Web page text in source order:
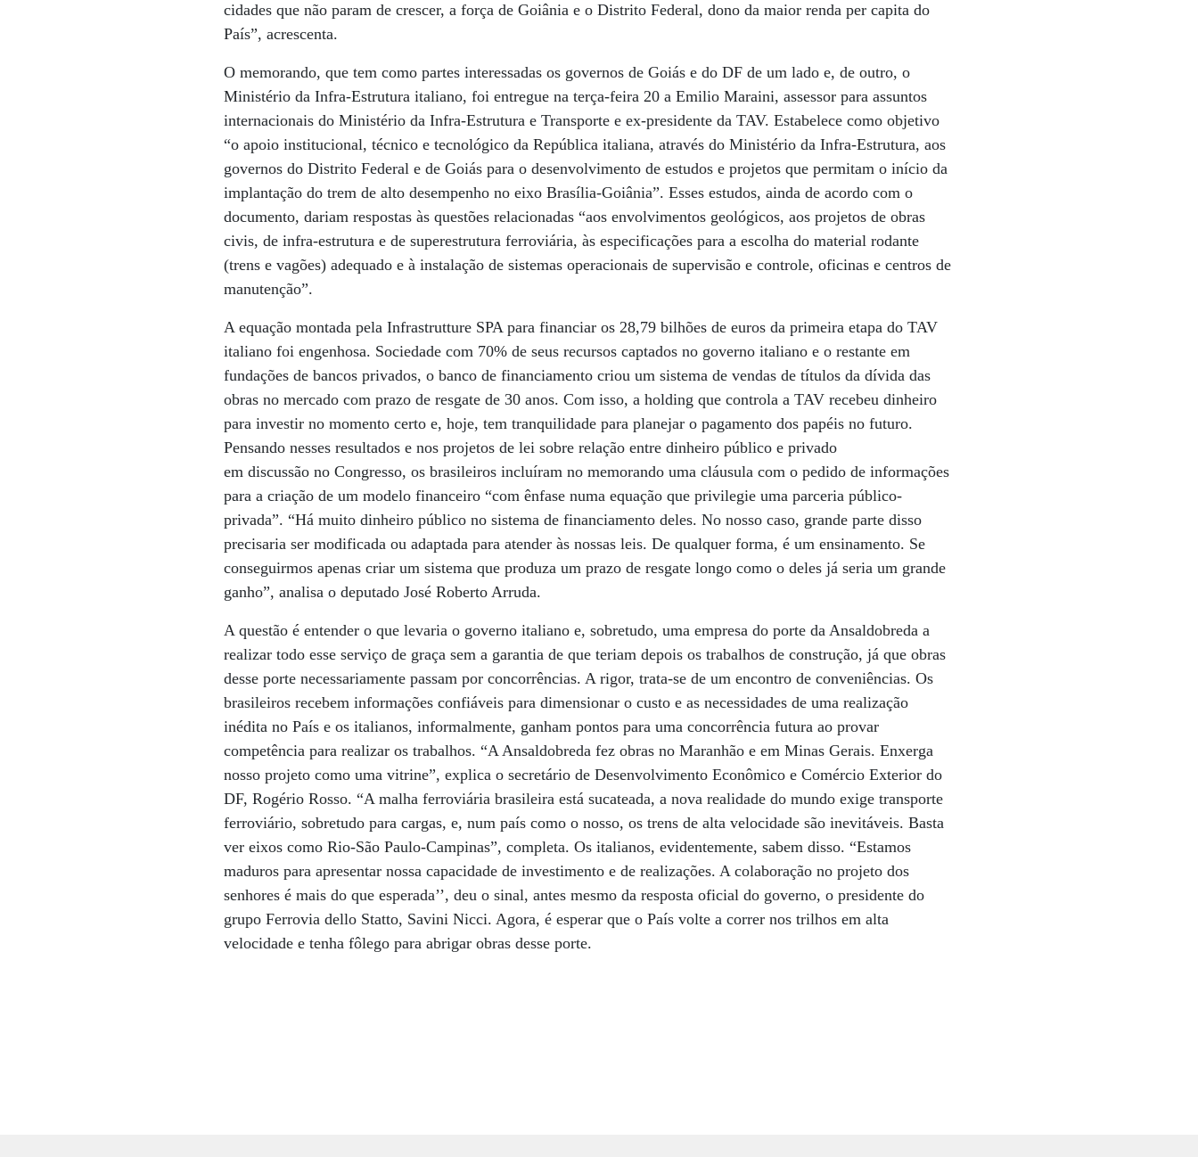
cidades que não param de crescer, a força de Goiânia e o Distrito Federal, dono da maior renda per capita do
País”, acrescenta.
O memorando, que tem como partes interessadas os governos de Goiás e do DF de um lado e, de outro, o
Ministério da Infra-Estrutura italiano, foi entregue na terça-feira 20 a Emilio Maraini, assessor para assuntos
internacionais do Ministério da Infra-Estrutura e Transporte e ex-presidente da TAV. Estabelece como objetivo
“o apoio institucional, técnico e tecnológico da República italiana, através do Ministério da Infra-Estrutura, aos
governos do Distrito Federal e de Goiás para o desenvolvimento de estudos e projetos que permitam o início da
implantação do trem de alto desempenho no eixo Brasília-Goiânia”. Esses estudos, ainda de acordo com o
documento, dariam respostas às questões relacionadas “aos envolvimentos geológicos, aos projetos de obras
civis, de infra-estrutura e de superestrutura ferroviária, às especificações para a escolha do material rodante
(trens e vagões) adequado e à instalação de sistemas operacionais de supervisão e controle, oficinas e centros de
manutenção”.
A equação montada pela Infrastrutture SPA para financiar os 28,79 bilhões de euros da primeira etapa do TAV
italiano foi engenhosa. Sociedade com 70% de seus recursos captados no governo italiano e o restante em
fundações de bancos privados, o banco de financiamento criou um sistema de vendas de títulos da dívida das
obras no mercado com prazo de resgate de 30 anos. Com isso, a holding que controla a TAV recebeu dinheiro
para investir no momento certo e, hoje, tem tranquilidade para planejar o pagamento dos papéis no futuro.
Pensando nesses resultados e nos projetos de lei sobre relação entre dinheiro público e privado
em discussão no Congresso, os brasileiros incluíram no memorando uma cláusula com o pedido de informações
para a criação de um modelo financeiro “com ênfase numa equação que privilegie uma parceria público-
privada”. “Há muito dinheiro público no sistema de financiamento deles. No nosso caso, grande parte disso
precisaria ser modificada ou adaptada para atender às nossas leis. De qualquer forma, é um ensinamento. Se
conseguirmos apenas criar um sistema que produza um prazo de resgate longo como o deles já seria um grande
ganho”, analisa o deputado José Roberto Arruda.
A questão é entender o que levaria o governo italiano e, sobretudo, uma empresa do porte da Ansaldobreda a
realizar todo esse serviço de graça sem a garantia de que teriam depois os trabalhos de construção, já que obras
desse porte necessariamente passam por concorrências. A rigor, trata-se de um encontro de conveniências. Os
brasileiros recebem informações confiáveis para dimensionar o custo e as necessidades de uma realização
inédita no País e os italianos, informalmente, ganham pontos para uma concorrência futura ao provar
competência para realizar os trabalhos. “A Ansaldobreda fez obras no Maranhão e em Minas Gerais. Enxerga
nosso projeto como uma vitrine”, explica o secretário de Desenvolvimento Econômico e Comércio Exterior do
DF, Rogério Rosso. “A malha ferroviária brasileira está sucateada, a nova realidade do mundo exige transporte
ferroviário, sobretudo para cargas, e, num país como o nosso, os trens de alta velocidade são inevitáveis. Basta
ver eixos como Rio-São Paulo-Campinas”, completa. Os italianos, evidentemente, sabem disso. “Estamos
maduros para apresentar nossa capacidade de investimento e de realizações. A colaboração no projeto dos
senhores é mais do que esperada’’, deu o sinal, antes mesmo da resposta oficial do governo, o presidente do
grupo Ferrovia dello Statto, Savini Nicci. Agora, é esperar que o País volte a correr nos trilhos em alta
velocidade e tenha fôlego para abrigar obras desse porte.